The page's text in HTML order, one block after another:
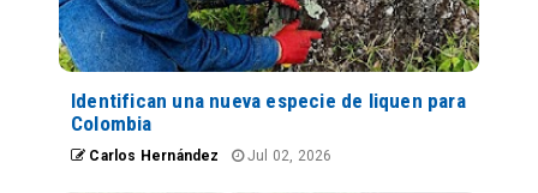
Identifican una nueva especie de liquen para
Colombia
Carlos Hernández Jul 02, 2026